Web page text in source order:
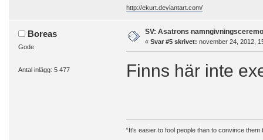
http://ekurt.deviantart.com/
Boreas
Gode
Antal inlägg: 5 477
SV: Asatrons
« Svar #5 skrivet: november 24, 2012,
Finns här inte
“It's easier to fool people than to convince them